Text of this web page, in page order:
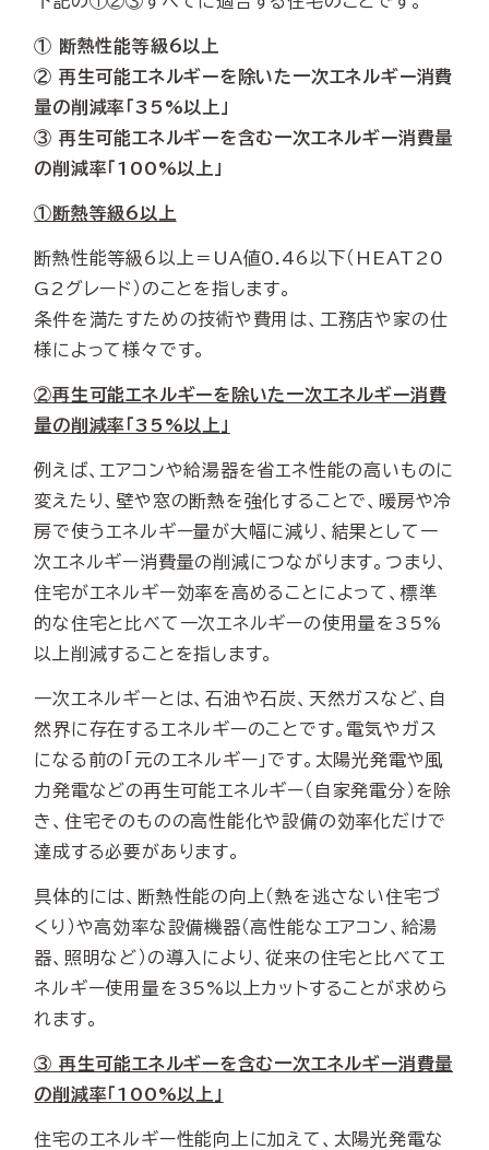
① 断熱性能等級6以上
② 再生可能エネルギーを除いた一次エネルギー消費
量の削減率「35%以上」
③ 再生可能エネルギーを含む一次エネルギー消費量
の削減率「100%以上」
①断熱等級6以上
断熱性能等級6以上＝UA値0.46以下（HEAT20
G2グレード）のことを指します。
条件を満たすための技術や費用は、工務店や家の仕
様によって様々です。
②再生可能エネルギーを除いた一次エネルギー消費
量の削減率「35%以上」
例えば、エアコンや給湯器を省エネ性能の高いものに
変えたり、壁や窓の断熱を強化することで、暖房や冷
房で使うエネルギー量が大幅に減り、結果として一
次エネルギー消費量の削減につながります。つまり、
住宅がエネルギー効率を高めることによって、標準
的な住宅と比べて一次エネルギーの使用量を35%
以上削減することを指します。
一次エネルギーとは、石油や石炭、天然ガスなど、自
然界に存在するエネルギーのことです。電気やガス
になる前の「元のエネルギー」です。太陽光発電や風
力発電などの再生可能エネルギー（自家発電分）を除
き、住宅そのものの高性能化や設備の効率化だけで
達成する必要があります。
具体的には、断熱性能の向上（熱を逃さない住宅づ
くり）や高効率な設備機器（高性能なエアコン、給湯
器、照明など）の導入により、従来の住宅と比べてエ
ネルギー使用量を35%以上カットすることが求めら
れます。
③ 再生可能エネルギーを含む一次エネルギー消費量
の削減率「100%以上」
住宅のエネルギー性能向上に加えて、太陽光発電な